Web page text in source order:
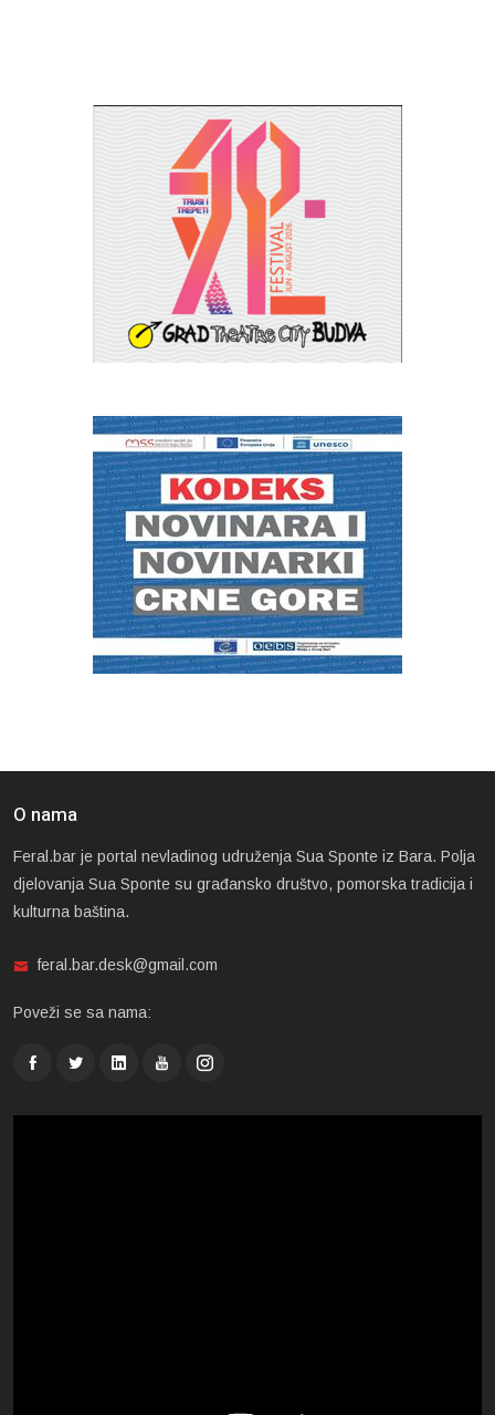
O nama
Feral.bar je portal nevladinog udruženja Sua Sponte iz Bara. Polja
djelovanja Sua Sponte su građansko društvo, pomorska tradicija i
kulturna baština.
feral.bar.desk@gmail.com
Poveži se sa nama: